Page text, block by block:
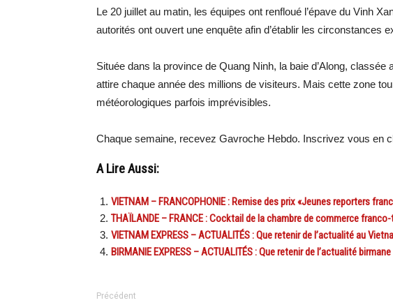
Le 20 juillet au matin, les équipes ont renfloué l’épave du Vinh
autorités ont ouvert une enquête afin d’établir les circonstances
Située dans la province de Quang Ninh, la baie d’Along, classée
attire chaque année des millions de visiteurs. Mais cette zone
météorologiques parfois imprévisibles.
Chaque semaine, recevez Gavroche Hebdo. Inscrivez vous en
A Lire Aussi:
VIETNAM – FRANCOPHONIE : Remise des prix «Jeunes reporters
THAÏLANDE – FRANCE : Cocktail de la chambre de commerce
VIETNAM EXPRESS – ACTUALITÉS : Que retenir de l’actualité au
BIRMANIE EXPRESS – ACTUALITÉS : Que retenir de l’actualité
Précédent